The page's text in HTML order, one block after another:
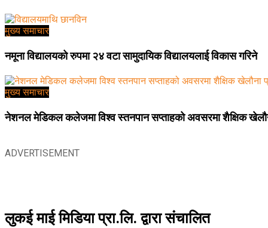
मुख्य समाचार
नमूना विद्यालयको रुपमा २४ वटा सामुदायिक विद्यालयलाई विकास गरिने
मुख्य समाचार
नेशनल मेडिकल कलेजमा विश्व स्तनपान सप्ताहको अवसरमा शैक्षिक
ADVERTISEMENT
लुकई माई मिडिया प्रा.लि. द्वारा संचालित